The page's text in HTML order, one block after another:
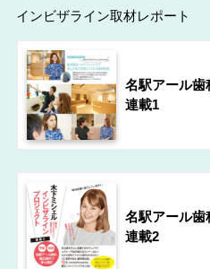
インビザライン取材レポート
名駅アール歯
連載1
名駅アール歯
連載2